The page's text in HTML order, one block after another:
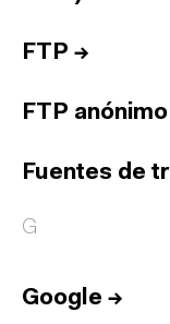
FTP →
FTP anónimo
Fuentes de
G
Google →